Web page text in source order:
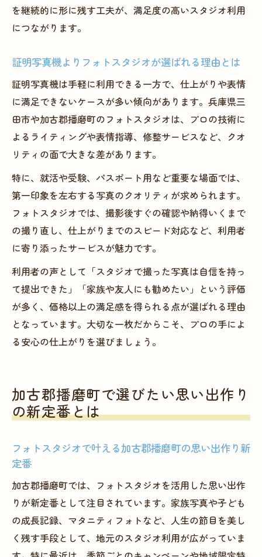
を継続的に形に残す工夫が、満足度の高いスタジオ利用
につながります。
証明写真機よりフォトスタジオが選ばれる理由とは
証明写真機は手軽に利用できる一方で、仕上がりや表情
に満足できないケースが多い傾向があります。兵庫県三
田市や加古郡播磨町のフォトスタジオは、プロの技術に
よるライティングや表情指導、修整サービスなど、クオ
リティの面で大きな差があります。
特に、就活や受験、パスポート用など重要な場面では、
第一印象を左右する写真のクオリティが求められます。
フォトスタジオでは、撮影後すぐの確認や納得いくまで
の撮り直し、仕上がりまでのスピード対応など、利用者
に寄り添ったサービスが魅力です。
利用者の声として「スタジオで撮った写真は自信を持っ
て提出できた」「家族や友人にも勧めたい」という評価
が多く、価格以上の満足感を得られる点が選ばれる理由
となっています。大切な一枚だからこそ、プロの手によ
る安心の仕上がりを選びましょう。
加古郡播磨町で選びたい思い出作り
の新定番とは
フォトスタジオで叶える加古郡播磨町の思い出作り新
定番
加古郡播磨町では、フォトスタジオを活用した思い出作
りが新定番として注目されています。家族写真や子ども
の成長記録、マタニティフォトなど、人生の節目を美し
く残す手段として、地元のスタジオ利用が広がっていま